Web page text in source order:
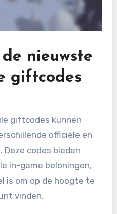
nieuwste
giftcodes
giftcodes kunnen
officiële en
Deze codes bieden
in-game beloningen,
is om op de hoogte te
vinden.